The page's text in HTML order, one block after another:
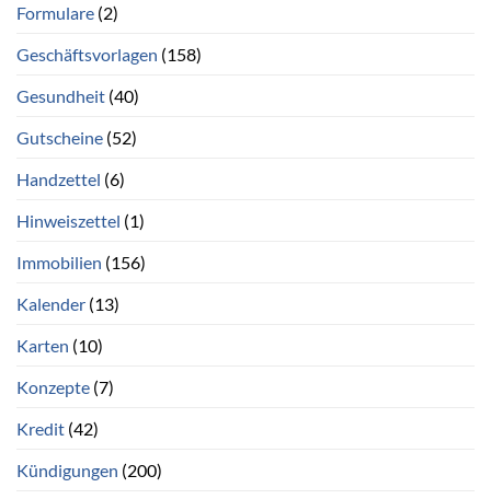
Formulare (2)
Geschäftsvorlagen (158)
Gesundheit (40)
Gutscheine (52)
Handzettel (6)
Hinweiszettel (1)
Immobilien (156)
Kalender (13)
Karten (10)
Konzepte (7)
Kredit (42)
Kündigungen (200)